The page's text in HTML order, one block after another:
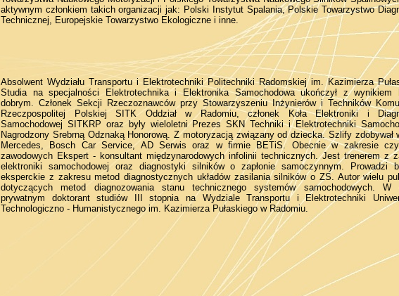
aktywnym członkiem takich organizacji jak: Polski Instytut Spalania, Polskie Towarzystwo
Technicznej, Europejskie Towarzystwo Ekologiczne i inne.
Absolwent Wydziału Transportu i Elektrotechniki Politechniki Radomskiej im. Kazimierza
Studia na specjalności Elektrotechnika i Elektronika Samochodowa ukończył z wynikiem
dobrym. Członek Sekcji Rzeczoznawców przy Stowarzyszeniu Inżynierów i Techników
Rzeczpospolitej Polskiej SITK Oddział w Radomiu, członek Koła Elektroniki i
Samochodowej SITKRP oraz były wieloletni Prezes SKN Techniki i Elektrotechniki
Nagrodzony Srebrną Odznaką Honorową. Z motoryzacją związany od dziecka. Szlify zdobywał
Mercedes, Bosch Car Service, AD Serwis oraz w firmie BETiS. Obecnie w zakresie
zawodowych Ekspert - konsultant międzynarodowych infolinii technicznych. Jest trenerem z
elektroniki samochodowej oraz diagnostyki silników o zapłonie samoczynnym. Prowadzi
eksperckie z zakresu metod diagnostycznych układów zasilania silników o ZS. Autor wielu
dotyczących metod diagnozowania stanu technicznego systemów samochodowych. W
prywatnym doktorant studiów III stopnia na Wydziale Transportu i Elektrotechniki
Technologiczno - Humanistycznego im. Kazimierza Pułaskiego w Radomiu.